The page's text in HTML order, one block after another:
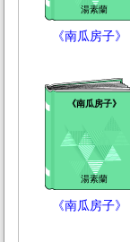
湯素蘭
《南瓜房子》
《南瓜房子》
湯素蘭
《南瓜房子》